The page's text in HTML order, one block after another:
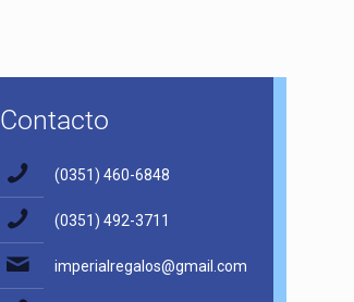
Contacto
(0351) 460-6848
(0351) 492-3711
imperialregalos@gmail.com